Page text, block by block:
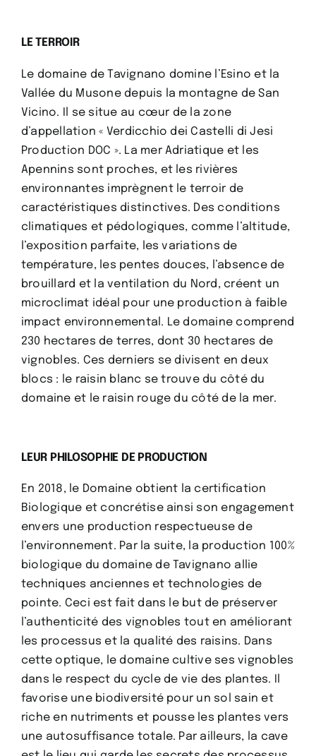
​LE TERROIR
Le domaine de Tavignano domine l’Esino et la
Vallée du Musone depuis la montagne de San
Vicino. Il se situe au cœur de la zone
d’appellation « Verdicchio dei Castelli di Jesi
Production DOC ». La mer Adriatique et les
Apennins sont proches, et les rivières
environnantes imprègnent le terroir de
caractéristiques distinctives. Des conditions
climatiques et pédologiques, comme l’altitude,
l’exposition parfaite, les variations de
température, les pentes douces, l’absence de
brouillard et la ventilation du Nord, créent un
microclimat idéal pour une production à faible
impact environnemental. Le domaine comprend
230 hectares de terres, dont 30 hectares de
vignobles. Ces derniers se divisent en deux
blocs : le raisin blanc se trouve du côté du
domaine et le raisin rouge du côté de la mer.
LEUR PHILOSOPHIE DE PRODUCTION
En 2018, le Domaine obtient la certification
Biologique et concrétise ainsi son engagement
envers une production respectueuse de
l’environnement. Par la suite, la production 100%
biologique du domaine de Tavignano allie
techniques anciennes et technologies de
pointe. Ceci est fait dans le but de préserver
l’authenticité des vignobles tout en améliorant
les processus et la qualité des raisins. Dans
cette optique, le domaine cultive ses vignobles
dans le respect du cycle de vie des plantes. Il
favorise une biodiversité pour un sol sain et
riche en nutriments et pousse les plantes vers
une autosuffisance totale. Par ailleurs, la cave